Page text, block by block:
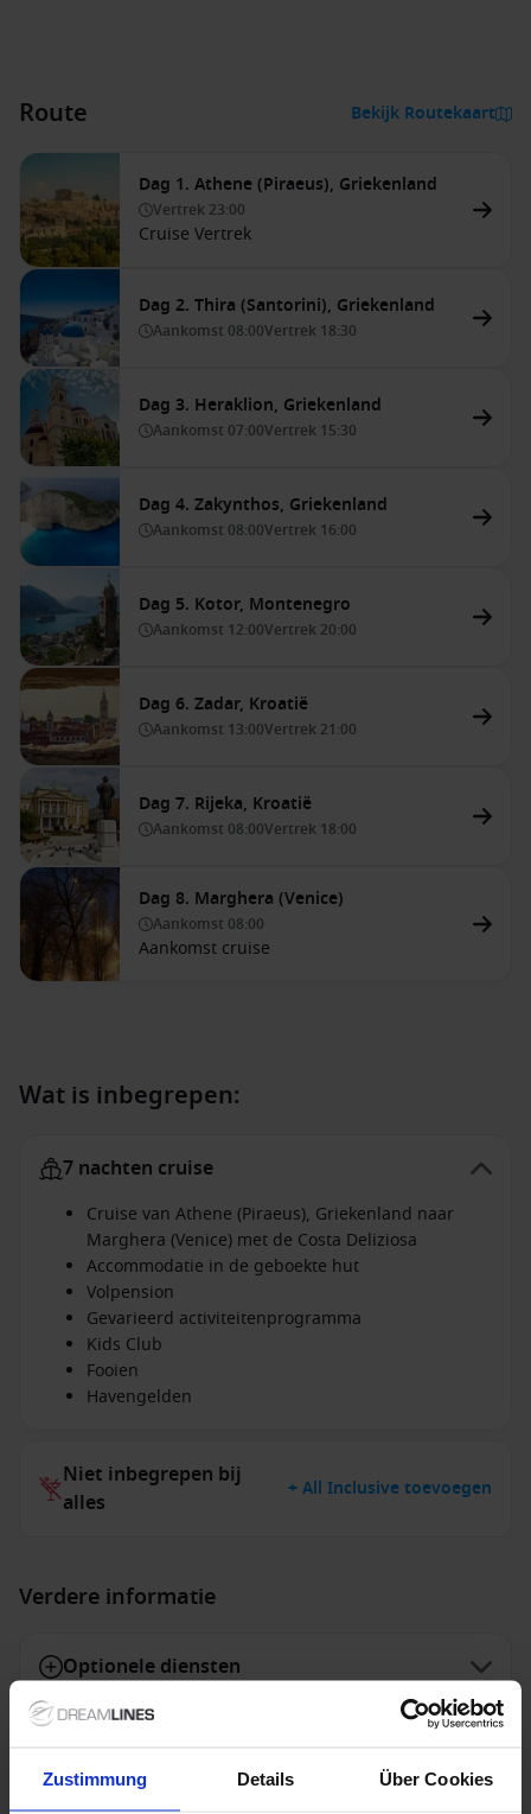
Zustimmung Details Über Cookies
Route Bekijk Routekaart
Dag 1. Athene (Piraeus), Griekenland
Vertrek 23:00
Cruise Vertrek
Dag 2. Thira (Santorini), Griekenland
Aankomst 08:00Vertrek 18:30
Dag 3. Heraklion, Griekenland
Aankomst 07:00Vertrek 15:30
Dag 4. Zakynthos, Griekenland
Aankomst 08:00Vertrek 16:00
Dag 5. Kotor, Montenegro
Aankomst 12:00Vertrek 20:00
Dag 6. Zadar, Kroatië
Aankomst 13:00Vertrek 21:00
Dag 7. Rijeka, Kroatië
Aankomst 08:00Vertrek 18:00
Dag 8. Marghera (Venice)
Aankomst 08:00
Aankomst cruise
Wat is inbegrepen:
7 nachten cruise
Cruise van Athene (Piraeus), Griekenland naar
Marghera (Venice) met de Costa Deliziosa
Accommodatie in de geboekte hut
Volpension
Gevarieerd activiteitenprogramma
Kids Club
Fooien
Havengelden
Niet inbegrepen bij
alles
+ All Inclusive toevoegen
Verdere informatie
Optionele diensten